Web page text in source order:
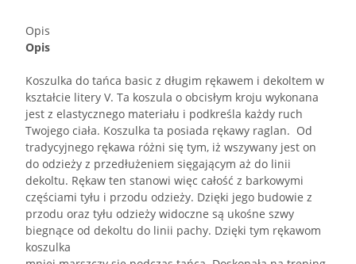
Opis
Opis
Koszulka do tańca basic z długim rękawem i dekoltem w
kształcie litery V. Ta koszula o obcisłym kroju wykonana
jest z elastycznego materiału i podkreśla każdy ruch
Twojego ciała. Koszulka ta posiada rękawy raglan. Od
tradycyjnego rękawa różni się tym, iż wszywany jest on
do odzieży z przedłużeniem sięgającym aż do linii
dekoltu. Rękaw ten stanowi więc całość z barkowymi
częściami tyłu i przodu odzieży. Dzięki jego budowie z
przodu oraz tyłu odzieży widoczne są ukośne szwy
biegnące od dekoltu do linii pachy. Dzięki tym rękawom
koszulka